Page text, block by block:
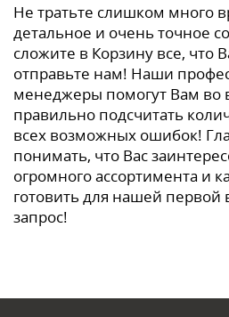
Не тратьте слишком много
детальное и очень точное
сложите в Корзину все, что
отправьте нам! Наши
менеджеры помогут Вам во
правильно подсчитать
всех возможных ошибок!
понимать, что Вас
огромного ассортимента и
готовить для нашей
запрос!